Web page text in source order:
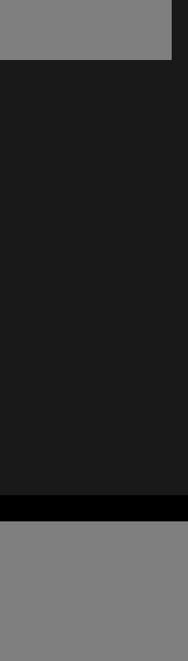
ventana)
ventana)